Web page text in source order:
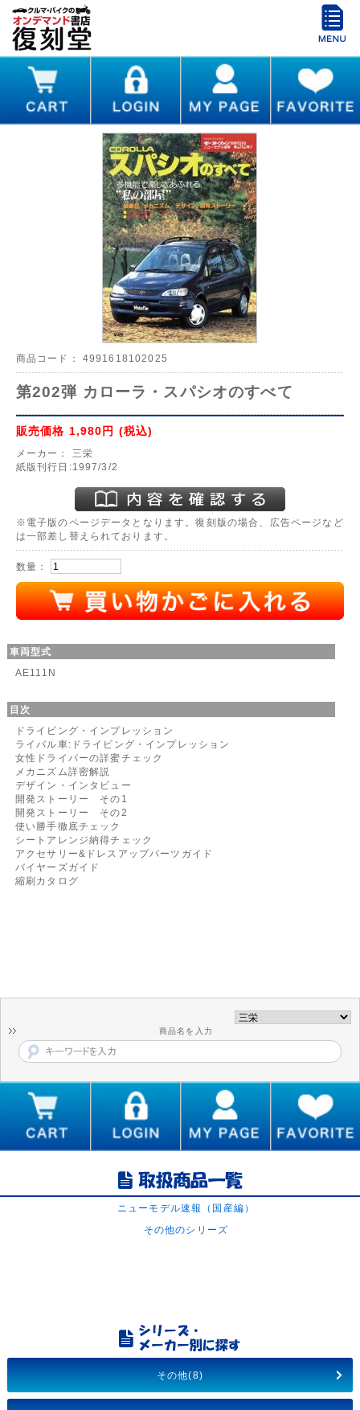
商品コード： 4991618102025
第202弾 カローラ・スパシオのすべて
販売価格 1,980円 (税込)
メーカー：
三栄
紙版刊行日:1997/3/2
※電子版のページデータとなります。復刻版の場合、広告ページなど
は一部差し替えられております。
数量：
車両型式
AE111N
目次
ドライビング・インプレッション
ライバル車:ドライビング・インプレッション
女性ドライバーの詳蜜チェック
メカニズム詳密解説
デザイン・インタビュー
開発ストーリー その1
開発ストーリー その2
使い勝手徹底チェック
シートアレンジ納得チェック
アクセサリー&ドレスアップパーツガイド
バイヤーズガイド
縮刷カタログ
商品名を入力
ニューモデル速報（国産編）
その他のシリーズ
その他(8)